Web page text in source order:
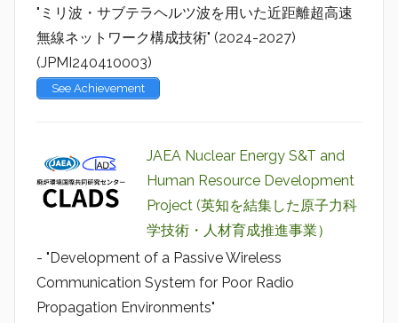
"ミリ波・サブテラヘルツ波を用いた近距離超高速
無線ネットワーク構成技術" (2024-2027)
(JPMI240410003)
See Achievement
JAEA Nuclear Energy S&T and
Human Resource Development
Project (英知を結集した原子力科
学技術・人材育成推進事業）
- "Development of a Passive Wireless
Communication System for Poor Radio
Propagation Environments"